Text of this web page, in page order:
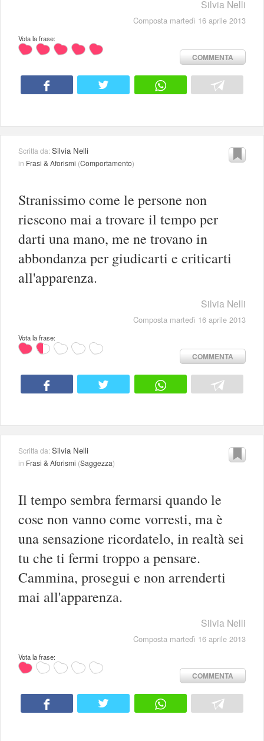
Silvia Nelli
Composta martedì 16 aprile 2013
Vota la frase:
COMMENTA
Scritta da:Silvia Nelli
in Frasi & Aforismi (Comportamento)
Stranissimo come le persone non
riescono mai a trovare il tempo per
darti una mano, me ne trovano in
abbondanza per giudicarti e criticarti
all'apparenza.
Silvia Nelli
Composta martedì 16 aprile 2013
Vota la frase:
COMMENTA
Scritta da:Silvia Nelli
in Frasi & Aforismi (Saggezza)
Il tempo sembra fermarsi quando le
cose non vanno come vorresti, ma è
una sensazione ricordatelo, in realtà sei
tu che ti fermi troppo a pensare.
Cammina, prosegui e non arrenderti
mai all'apparenza.
Silvia Nelli
Composta martedì 16 aprile 2013
Vota la frase:
COMMENTA